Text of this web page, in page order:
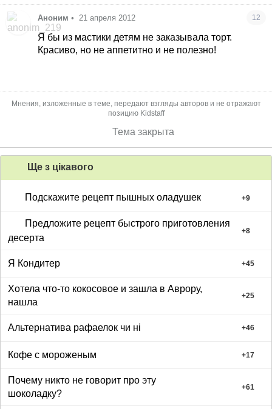
Аноним • 21 апреля 2012 12
Я бы из мастики детям не заказывала торт.
Красиво, но не аппетитно и не полезно!
Мнения, изложенные в теме, передают взгляды авторов и не отражают
позицию Kidstaff
Тема закрыта
Ще з цiкавого
Подскажите рецепт пышных оладушек +9
Предложите рецепт быстрого приготовления
десерта
+8
Я Кондитер +45
Хотела что-то кокосовое и зашла в Аврору,
нашла
+25
Альтернатива рафаелок чи ні +46
Кофе с мороженым +17
Почему никто не говорит про эту
шоколадку?
+61